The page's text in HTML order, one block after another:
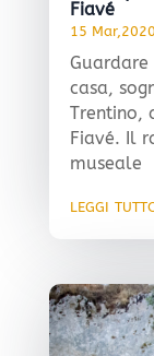
Fiavé
15 Mar,2020
casa,
Trentino,
Fiavé. Il
museale
leggi